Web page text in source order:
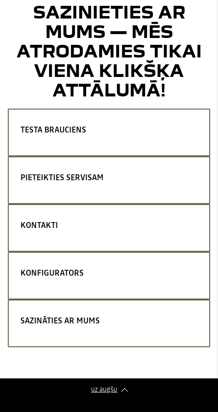
SAZINIETIES AR
MUMS — MĒS
ATRODAMIES TIKAI
VIENA KLIKŠĶA
ATTĀLUMĀ!
TESTA BRAUCIENS
PIETEIKTIES SERVISAM
KONTAKTI
KONFIGURATORS
SAZINĀTIES AR MUMS
uz augšu